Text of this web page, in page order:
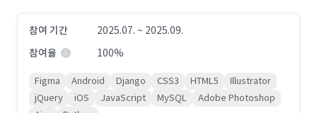
참여 기간
2025.07. ~ 2025.09.
참여율
100%
Figma Android Django CSS3 HTML5
Illustrator
jQuery
iOS JavaScript MySQL
Adobe Photoshop